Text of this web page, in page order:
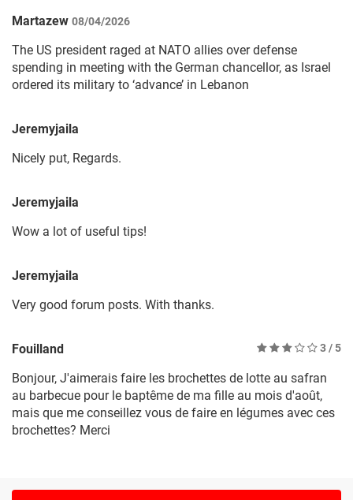
Martazew 08/04/2026
The US president raged at NATO allies over defense
spending in meeting with the German chancellor, as Israel
ordered its military to ‘advance’ in Lebanon
Jeremyjaila
Nicely put, Regards.
Jeremyjaila
Wow a lot of useful tips!
Jeremyjaila
Very good forum posts. With thanks.
Fouilland 3/ 5
Bonjour, J'aimerais faire les brochettes de lotte au safran
au barbecue pour le baptême de ma fille au mois d'août,
mais que me conseillez vous de faire en légumes avec ces
brochettes? Merci